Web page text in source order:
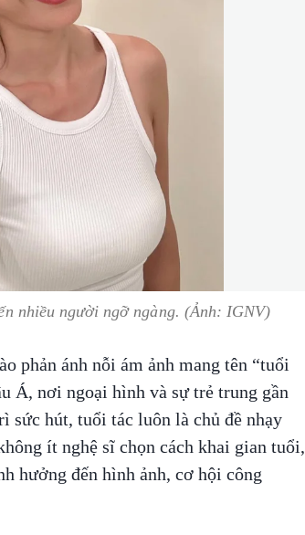
nhiều người ngỡ ngàng. (Ảnh: IGNV)
phản ánh nỗi ám ảnh mang tên “tuổi
Á, nơi ngoại hình và sự trẻ trung gần
sức hút, tuổi tác luôn là chủ đề nhạy
ít nghệ sĩ chọn cách khai gian tuổi,
hưởng đến hình ảnh, cơ hội công